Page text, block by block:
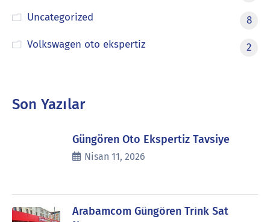
Uncategorized
8
Volkswagen oto ekspertiz
2
Son Yazılar
Güngören Oto Ekspertiz Tavsiye
Nisan 11, 2026
Arabamcom Güngören Trink Sat